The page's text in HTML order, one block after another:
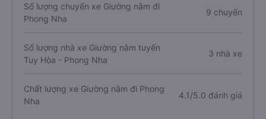
Số lượng chuyến xe Giường nằm đi
Phong Nha
9 chuyến
Số lượng nhà xe Giường nằm tuyến
Tuy Hòa - Phong Nha
3 nhà xe
Chất lượng xe Giường nằm đi Phong
Nha
4.1/5.0 đánh giá